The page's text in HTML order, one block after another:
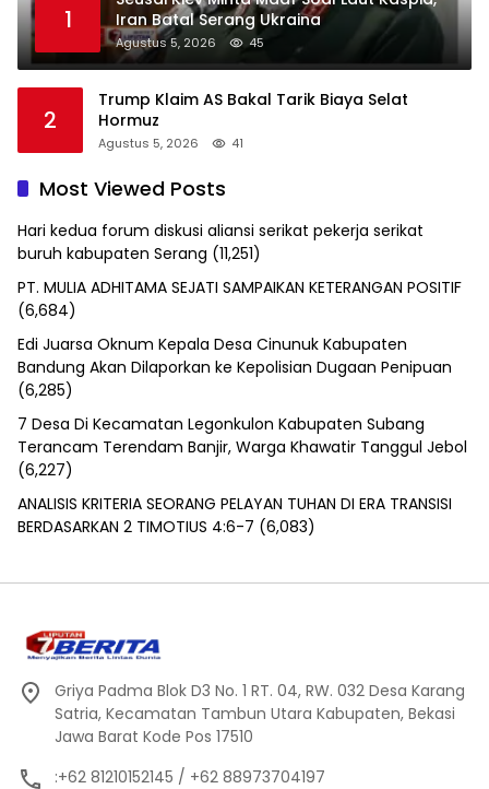
1
Iran Batal Serang Ukraina
Agustus 5, 2026 45
2
Trump Klaim AS Bakal Tarik Biaya Selat
Hormuz
Agustus 5, 2026 41
Most Viewed Posts
Hari kedua forum diskusi aliansi serikat pekerja serikat
buruh kabupaten Serang (11,251)
PT. MULIA ADHITAMA SEJATI SAMPAIKAN KETERANGAN POSITIF
(6,684)
Edi Juarsa Oknum Kepala Desa Cinunuk Kabupaten
Bandung Akan Dilaporkan ke Kepolisian Dugaan Penipuan
(6,285)
7 Desa Di Kecamatan Legonkulon Kabupaten Subang
Terancam Terendam Banjir, Warga Khawatir Tanggul Jebol
(6,227)
ANALISIS KRITERIA SEORANG PELAYAN TUHAN DI ERA TRANSISI
BERDASARKAN 2 TIMOTIUS 4:6-7 (6,083)
Griya Padma Blok D3 No. 1 RT. 04, RW. 032 Desa Karang
Satria, Kecamatan Tambun Utara Kabupaten, Bekasi
Jawa Barat Kode Pos 17510
:+62 81210152145 / +62 88973704197